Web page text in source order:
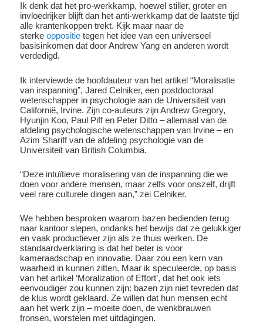
Ik denk dat het pro-werkkamp, ​​hoewel stiller, groter en
invloedrijker blijft dan het anti-werkkamp dat de laatste tijd
alle krantenkoppen trekt. Kijk maar naar de
sterkeoppositie tegen het idee van een universeel
basisinkomen dat door Andrew Yang en anderen wordt
verdedigd.
Ik interviewde de hoofdauteur van het artikel “Moralisatie
van inspanning”, Jared Celniker, een postdoctoraal
wetenschapper in psychologie aan de Universiteit van
Californië, Irvine. Zijn co-auteurs zijn Andrew Gregory,
Hyunjin Koo, Paul Piff en Peter Ditto – allemaal van de
afdeling psychologische wetenschappen van Irvine – en
Azim Shariff van de afdeling psychologie van de
Universiteit van British Columbia.
“Deze intuïtieve moralisering van de inspanning die we
doen voor andere mensen, maar zelfs voor onszelf, drijft
veel rare culturele dingen aan,” zei Celniker.
We hebben besproken waarom bazen bedienden terug
naar kantoor slepen, ondanks het bewijs dat ze gelukkiger
en vaak productiever zijn als ze thuis werken. De
standaardverklaring is dat het beter is voor
kameraadschap en innovatie. Daar zou een kern van
waarheid in kunnen zitten. Maar ik speculeerde, op basis
van het artikel ‘Moralization of Effort’, dat het ook iets
eenvoudiger zou kunnen zijn: bazen zijn niet tevreden dat
de klus wordt geklaard. Ze willen dat hun mensen echt
aan het werk zijn – moeite doen, de wenkbrauwen
fronsen, worstelen met uitdagingen.